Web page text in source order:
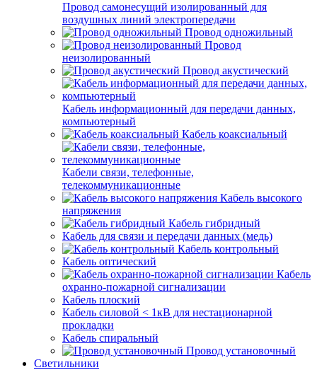
Провод самонесущий изолированный для
воздушных линий электропередачи
Провод одножильный
Провод
неизолированный
Провод акустический
Кабель информационный для передачи данных,
компьютерный
Кабель коаксиальный
Кабели связи, телефонные,
телекоммуникационные
Кабель высокого
напряжения
Кабель гибридный
Кабель для связи и передачи данных (медь)
Кабель контрольный
Кабель оптический
Кабель
охранно-пожарной сигнализации
Кабель плоский
Кабель силовой < 1кВ для нестационарной
прокладки
Кабель спиральный
Провод установочный
Светильники